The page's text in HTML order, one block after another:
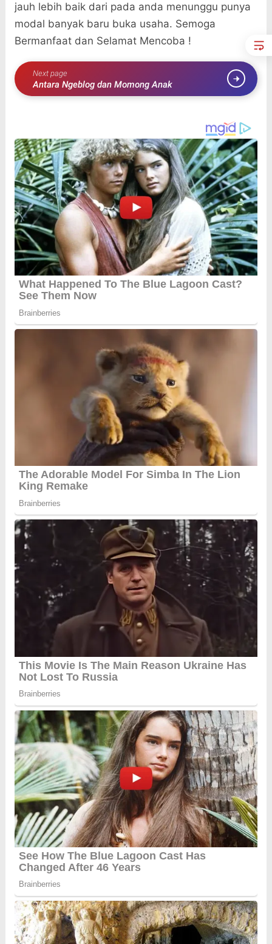
jauh lebih baik dari pada anda menunggu punya
modal banyak baru buka usaha. Semoga
Bermanfaat dan Selamat Mencoba !
Next page
Antara Ngeblog dan Momong Anak